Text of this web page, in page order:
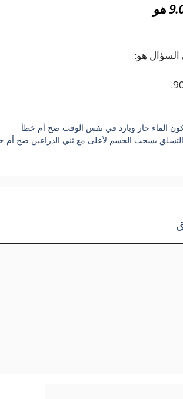
هو
هو:
الماء حار وبارد في نفس الوقت صح أم خطأ
التسلق بسحب الجسم لأعلى مع ثني الذراعين صح أم